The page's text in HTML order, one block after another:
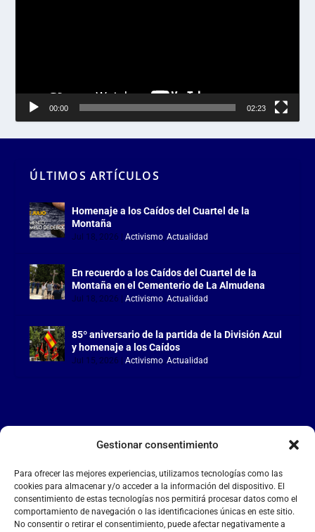
Gestionar consentimiento
Para ofrecer las mejores experiencias, utilizamos tecnologías como las
cookies para almacenar y/o acceder a la información del dispositivo. El
consentimiento de estas tecnologías nos permitirá procesar datos como el
comportamiento de navegación o las identificaciones únicas en este sitio.
No consentir o retirar el consentimiento, puede afectar negativamente a
00:00 02:23
ÚLTIMOS ARTÍCULOS
Homenaje a los Caídos del Cuartel de la
Montaña
Jul 18, 2026 |Activismo,Actualidad
En recuerdo a los Caídos del Cuartel de la
Montaña en el Cementerio de La Almudena
Jul 18, 2026 |Activismo,Actualidad
85º aniversario de la partida de la División Azul
y homenaje a los Caídos
Jul 15, 2026 |Activismo,Actualidad
LA FALANGE
Reproductor
de
vídeo